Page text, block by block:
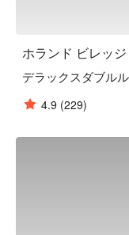
ホランド ビレッ
デラックスダブル
4.9 (229)